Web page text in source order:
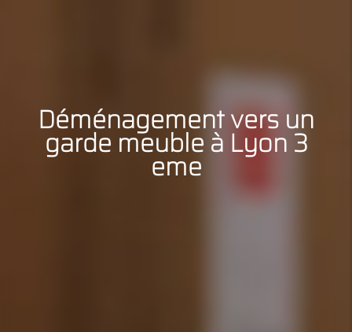
Déménagement vers un
garde meuble à Lyon 3
eme